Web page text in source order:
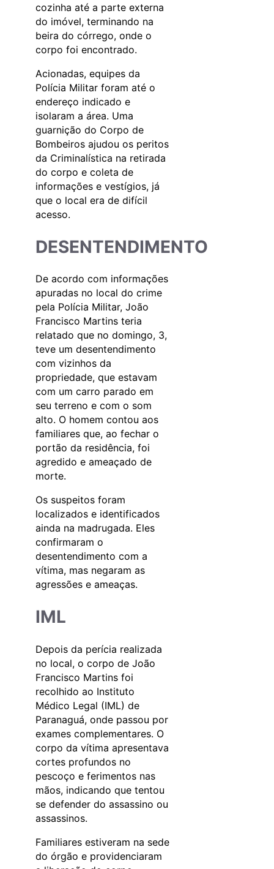
cozinha até a parte externa
do imóvel, terminando na
beira do córrego, onde o
corpo foi encontrado.
Acionadas, equipes da
Polícia Militar foram até o
endereço indicado e
isolaram a área. Uma
guarnição do Corpo de
Bombeiros ajudou os peritos
da Criminalística na retirada
do corpo e coleta de
informações e vestígios, já
que o local era de difícil
acesso.
DESENTENDIMENTO
De acordo com informações
apuradas no local do crime
pela Polícia Militar, João
Francisco Martins teria
relatado que no domingo, 3,
teve um desentendimento
com vizinhos da
propriedade, que estavam
com um carro parado em
seu terreno e com o som
alto. O homem contou aos
familiares que, ao fechar o
portão da residência, foi
agredido e ameaçado de
morte.
Os suspeitos foram
localizados e identificados
ainda na madrugada. Eles
confirmaram o
desentendimento com a
vítima, mas negaram as
agressões e ameaças.
IML
Depois da perícia realizada
no local, o corpo de João
Francisco Martins foi
recolhido ao Instituto
Médico Legal (IML) de
Paranaguá, onde passou por
exames complementares. O
corpo da vítima apresentava
cortes profundos no
pescoço e ferimentos nas
mãos, indicando que tentou
se defender do assassino ou
assassinos.
Familiares estiveram na sede
do órgão e providenciaram